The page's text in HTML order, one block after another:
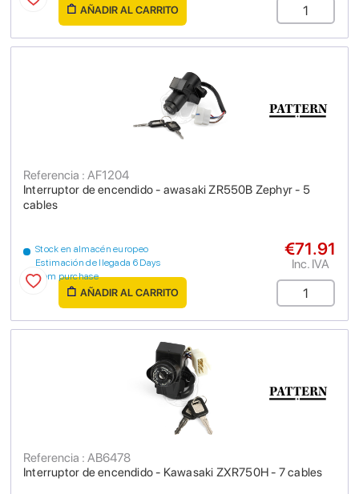
AÑADIR AL CARRITO
Interruptor de encendido - awasaki ZR550B Zephyr - 5
cables
Referencia : AF1204
Stock en almacén europeo
Estimación de llegada 6 Days
from purchase
€71.91
Inc. IVA
AÑADIR AL CARRITO
Interruptor de encendido - Kawasaki ZXR750H - 7 cables
Referencia : AB6478